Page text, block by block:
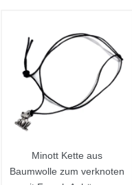
Minott Kette aus
Baumwolle zum verknoten